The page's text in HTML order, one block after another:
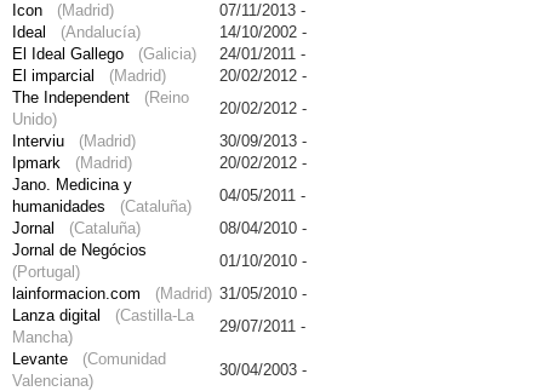
Icon (Madrid)
07/11/2013 -
Ideal (Andalucía)
14/10/2002 -
El Ideal Gallego (Galicia)
24/01/2011 -
El imparcial (Madrid)
20/02/2012 -
The Independent (Reino
Unido)
20/02/2012 -
Interviu (Madrid)
30/09/2013 -
Ipmark (Madrid)
20/02/2012 -
Jano. Medicina y
humanidades (Cataluña)
04/05/2011 -
Jornal (Cataluña)
08/04/2010 -
Jornal de Negócios
(Portugal)
01/10/2010 -
lainformacion.com (Madrid) 31/05/2010 -
Lanza digital (Castilla-La
Mancha)
29/07/2011 -
Levante (Comunidad
Valenciana)
30/04/2003 -